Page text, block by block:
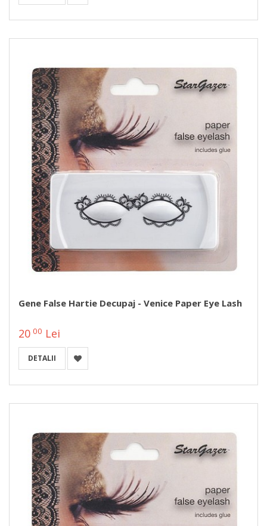
Gene False Hartie Decupaj - Venice Paper Eye Lash
20 00 Lei
DETALII